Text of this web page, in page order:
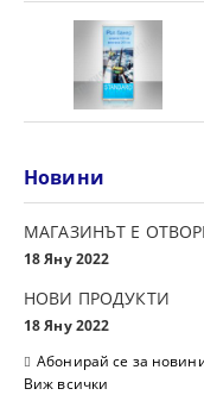
Новини
МАГАЗИНЪТ Е
18 Яну 2022
НОВИ ПРОДУКТИ
18 Яну 2022
Абонирай се за
Виж всички